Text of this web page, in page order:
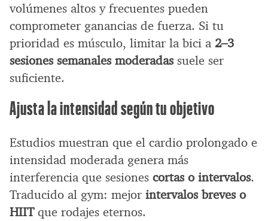
volúmenes altos y frecuentes pueden
comprometer ganancias de fuerza. Si tu
prioridad es músculo, limitar la bici a 2–3
sesiones semanales moderadassuele ser
suficiente.
Ajusta la intensidad según tu objetivo
Estudios muestran que el cardio prolongado e
intensidad moderada genera más
interferencia que sesiones cortas o intervalos.
Traducido al gym: mejor intervalos breves o
HIITque rodajes eternos.